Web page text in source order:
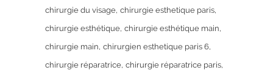
chirurgie du visage chirurgie esthetique paris
chirurgie esthétique chirurgie esthétique main
chirurgie main chirurgien esthetique paris 6
chirurgie réparatrice chirurgie réparatrice paris